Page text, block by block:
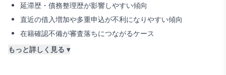
延滞歴・債務整理歴が影響しやすい傾向
直近の借入増加や多重申込が不利になりやすい傾向
在籍確認不備が審査落ちにつながるケース
もっと詳しく見る ▾